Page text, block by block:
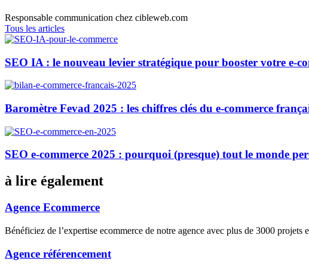
Responsable communication chez cibleweb.com
Tous les articles
SEO IA : le nouveau levier stratégique pour booster votre e-
Baromètre Fevad 2025 : les chiffres clés du e-commerce
SEO e-commerce 2025 : pourquoi (presque) tout le monde
à lire également
Agence Ecommerce
Bénéficiez de l’expertise ecommerce de notre agence avec plus de 3000 projets
Agence référencement